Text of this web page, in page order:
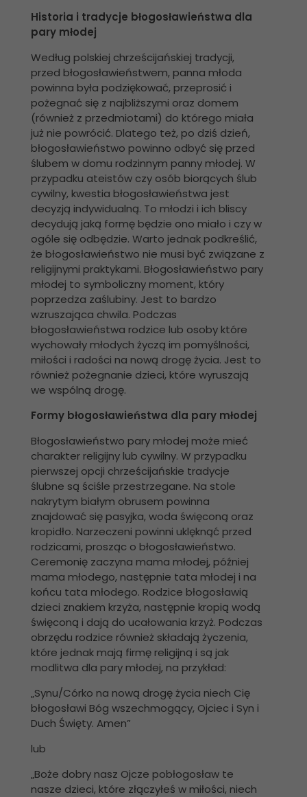
Historia i tradycje błogosławieństwa dla
pary młodej
Według polskiej chrześcijańskiej tradycji,
przed błogosławieństwem, panna młoda
powinna była podziękować, przeprosić i
pożegnać się z najbliższymi oraz domem
(również z przedmiotami) do którego miała
już nie powrócić. Dlatego też, po dziś dzień,
błogosławieństwo powinno odbyć się przed
ślubem w domu rodzinnym panny młodej. W
przypadku ateistów czy osób biorących ślub
cywilny, kwestia błogosławieństwa jest
decyzją indywidualną. To młodzi i ich bliscy
decydują jaką formę będzie ono miało i czy w
ogóle się odbędzie. Warto jednak podkreślić,
że błogosławieństwo nie musi być związane z
religijnymi praktykami. Błogosławieństwo pary
młodej to symboliczny moment, który
poprzedza zaślubiny. Jest to bardzo
wzruszająca chwila. Podczas
błogosławieństwa rodzice lub osoby które
wychowały młodych życzą im pomyślności,
miłości i radości na nową drogę życia. Jest to
również pożegnanie dzieci, które wyruszają
we wspólną drogę.
Formy błogosławieństwa dla pary młodej
Błogosławieństwo pary młodej może mieć
charakter religijny lub cywilny. W przypadku
pierwszej opcji chrześcijańskie tradycje
ślubne są ściśle przestrzegane. Na stole
nakrytym białym obrusem powinna
znajdować się pasyjka, woda święconą oraz
kropidło. Narzeczeni powinni uklęknąć przed
rodzicami, prosząc o błogosławieństwo.
Ceremonię zaczyna mama młodej, później
mama młodego, następnie tata młodej i na
końcu tata młodego. Rodzice błogosławią
dzieci znakiem krzyża, następnie kropią wodą
święconą i dają do ucałowania krzyż. Podczas
obrzędu rodzice również składają życzenia,
które jednak mają firmę religijną i są jak
modlitwa dla pary młodej, na przykład:
„Synu/Córko na nową drogę życia niech Cię
błogosławi Bóg wszechmogący, Ojciec i Syn i
Duch Święty. Amen”
lub
„Boże dobry nasz Ojcze pobłogosław te
nasze dzieci, które złączyłeś w miłości, niech